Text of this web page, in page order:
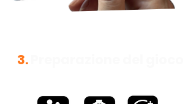
3.